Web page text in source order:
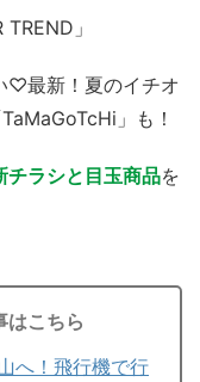
」
♡最新！夏のイチオ
」も！
チラシと目玉商品を
はこちら
へ！飛行機で行